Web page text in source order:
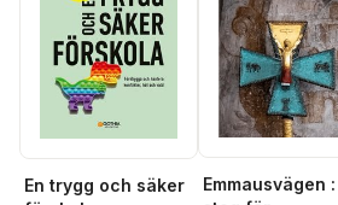
En trygg och säker
Emmausvägen